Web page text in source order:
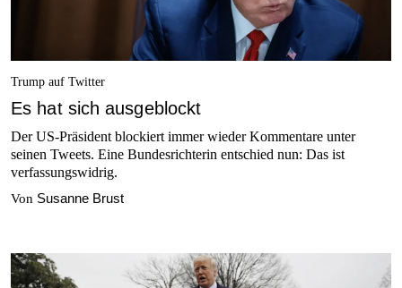
Trump auf Twitter
Es hat sich ausgeblockt
Der US-Präsident blockiert immer wieder Kommentare unter
seinen Tweets. Eine Bundesrichterin entschied nun: Das ist
verfassungswidrig.
Von Susanne Brust